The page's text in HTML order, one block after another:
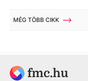
MÉG TÖBB CIKK
fmc.hu